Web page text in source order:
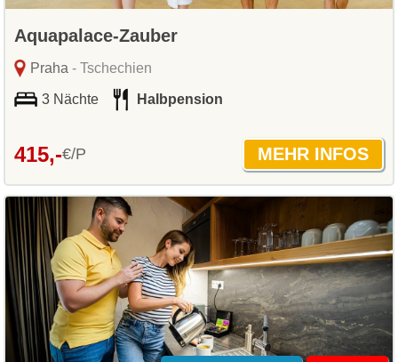
Aquapalace-Zauber
Praha - Tschechien
3 Nächte Halbpension
415,-€/P